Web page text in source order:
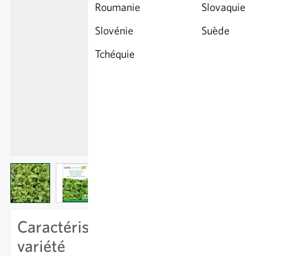
Roumanie
Slovaquie
Slovénie
Suède
Tchéquie
View larger imageView larger image
Caractéristiques spécifiques à la
variété